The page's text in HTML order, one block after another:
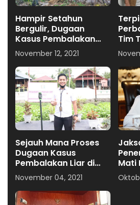
Hampir Setahun
Bergulir, Dugaan
Kasus Pembalakan
Liar di Umpungeng
Masih Dalam Proses
Tahap-2
November 12, 2021
Tim
Riau
Sejauh Mana Proses
Dugaan Kasus
Pembalakan Liar di
Umpungeng..!! Ini Kata
Kasatreskrim Polres
Soppeng
November 04, 2021
Mati